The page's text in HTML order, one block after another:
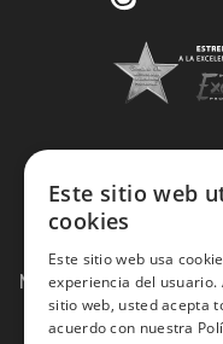
Métodos de Pago:
Este sitio web
cookies
Este sitio web usa
experiencia del
sitio web, usted acepta
acuerdo con nuestra